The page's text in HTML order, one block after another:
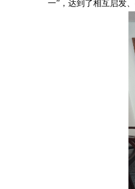
一”，达到了相互启发